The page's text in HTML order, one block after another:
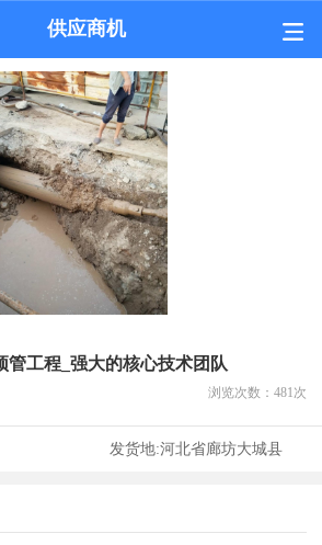
供应商机
管工程_强大的核心技术团队
浏览次数： 481 次
发货地:河北省廊坊大城县